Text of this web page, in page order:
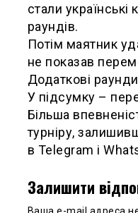
стали
раундів.
Потім маятник
не показав
Додаткові
У підсумку –
Більша
турніру,
в Telegram і
Залишити
Ваша e-mail адреса